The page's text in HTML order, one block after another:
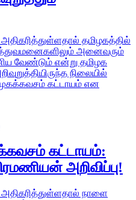
தமிழகத்தில்
அனைவரும்
வேண்டும் என்று தமிழக
நிலையில்
முகக்கவசம் கட்டாயம் என
கட்டாயம்:
அறிவிப்பு!
நாளை